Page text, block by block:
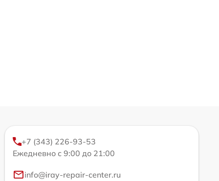
+7 (343) 226-93-53
Ежедневно с 9:00 до 21:00
info@iray-repair-center.ru